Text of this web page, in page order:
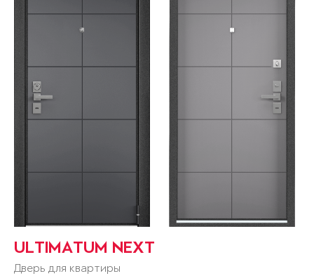
ULTIMATUM NEXT
Дверь для квартиры